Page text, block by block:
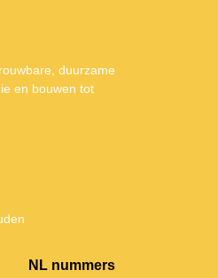
duurzame
en bouwen tot
NL nummers